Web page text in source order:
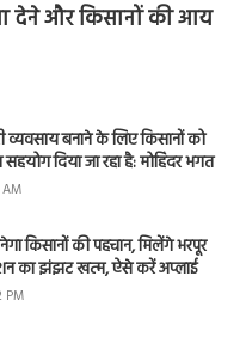
देने और किसानों की आय
व्यवसाय बनाने के लिए किसानों को
दिया जा रहा है: मोहिंदर भगत
AM
किसानों की पहचान, मिलेंगे भरपूर
का झंझट खत्म, ऐसे करें अप्लाई
PM